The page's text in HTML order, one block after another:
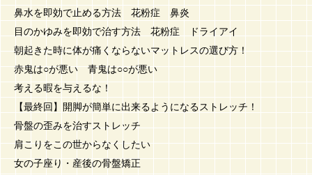
鼻水を即効で止める方法 花粉症 鼻炎
目のかゆみを即効で治す方法 花粉症 ドライアイ
朝起きた時に体が痛くならないマットレスの選び方！
赤鬼は○が悪い 青鬼は○○が悪い
考える暇を与えるな！
【最終回】開脚が簡単に出来るようになるストレッチ！
骨盤の歪みを治すストレッチ
肩こりをこの世からなくしたい
女の子座り・産後の骨盤矯正